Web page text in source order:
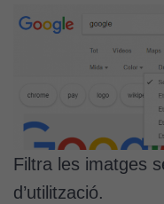
Filtra les imatges
d’utilització.